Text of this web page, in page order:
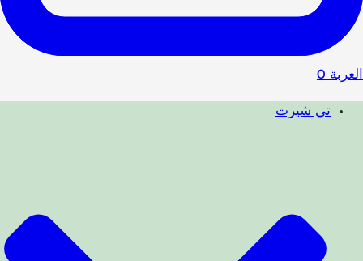
العربة 0
تي شيرت